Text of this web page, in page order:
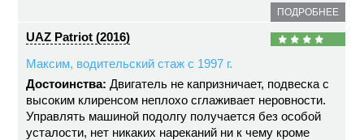
ПОДРОБНЕЕ
UAZ Patriot (2016)
Максим, водительский стаж с 1997 г.
Достоинства: Двигатель не капризничает, подвеска с
высоким клиренсом неплохо сглаживает неровности.
Управлять машиной подолгу получается без особой
усталости, нет никаких нареканий ни к чему кроме